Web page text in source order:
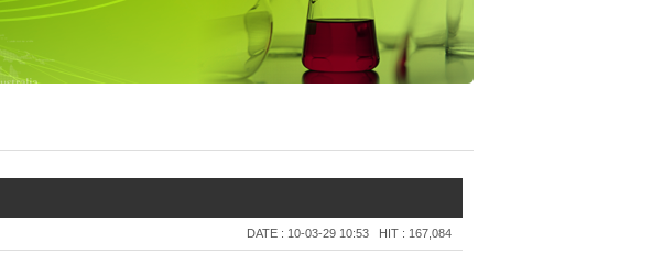
DATE : 10-03-29 10:53 HIT : 167,084